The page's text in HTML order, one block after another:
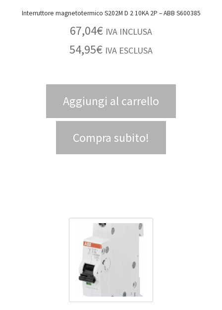
Interruttore magnetotermico S202M D 2 10KA 2P – ABB S600385
67,04€ IVA INCLUSA
54,95€ IVA ESCLUSA
Aggiungi al carrello
Compra subito!